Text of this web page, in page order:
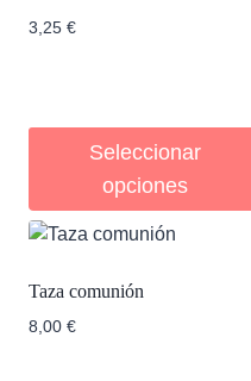
3,25 €
Seleccionar
opciones
Taza comunión
8,00 €